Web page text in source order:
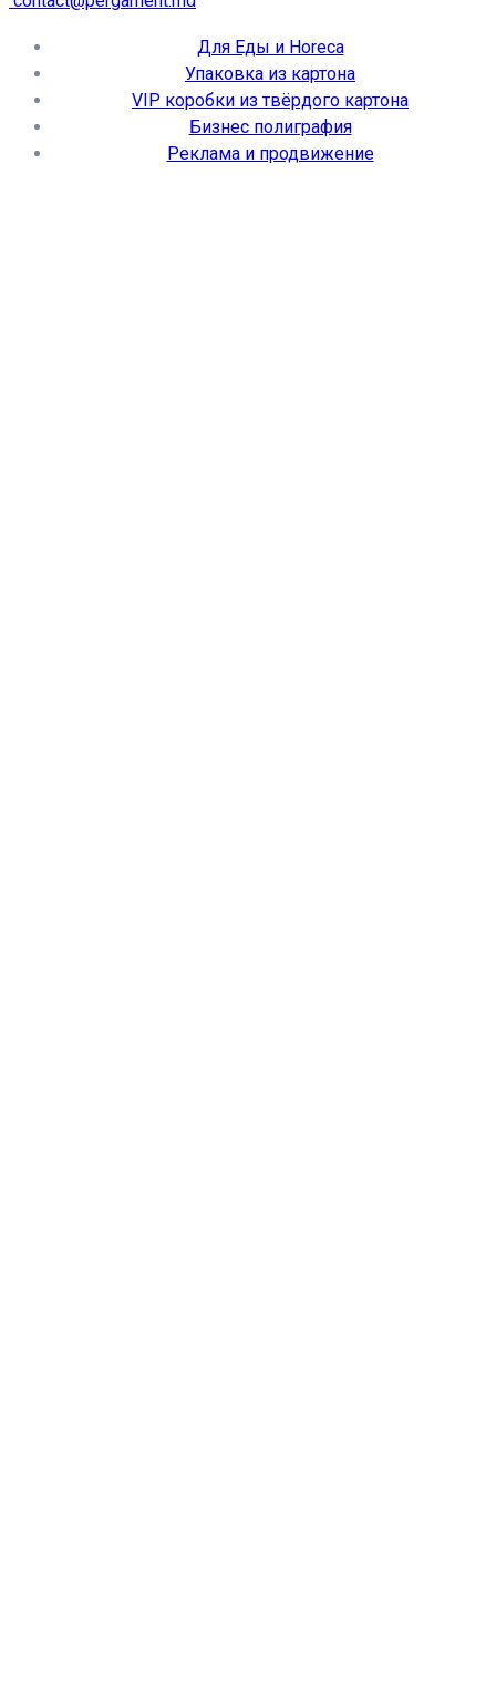
Для Еды и Horeca
Упаковка из картона
VIP коробки из твёрдого картона
Бизнес полиграфия
Реклама и продвижение